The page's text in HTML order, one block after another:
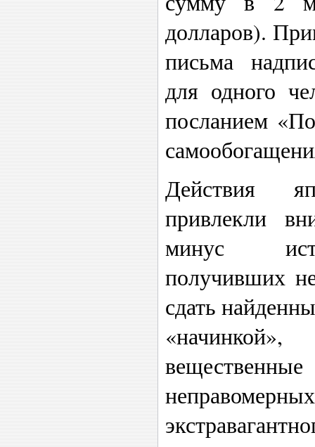
долларов).
письма
для одного
посланием
Действия
привлекли
минус
получивших
сдать